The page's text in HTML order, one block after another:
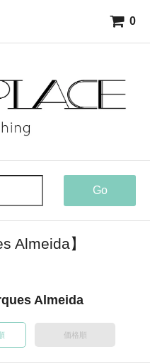
0
Go
Almeida】
Almeida
価格順